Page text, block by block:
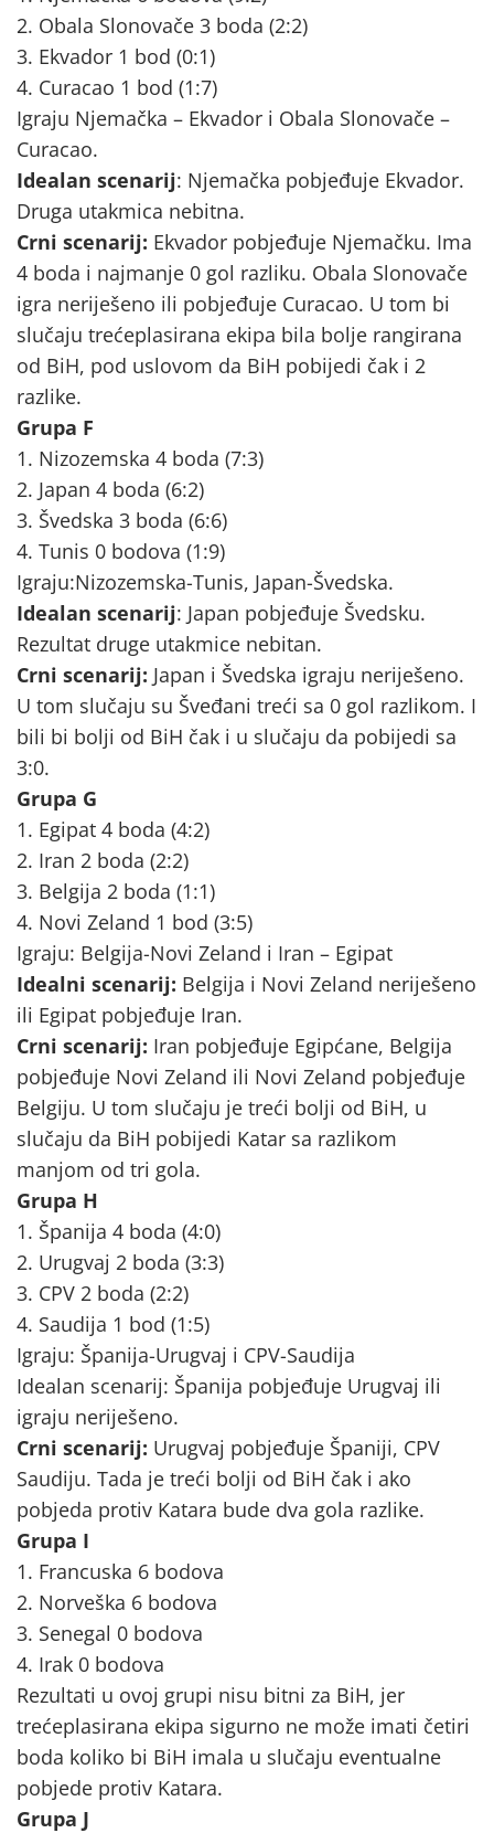
2. Obala Slonovače 3 boda (2:2)
3. Ekvador 1 bod (0:1)
4. Curacao 1 bod (1:7)
Igraju Njemačka – Ekvador i Obala Slonovače –
Curacao.
Idealan scenarij: Njemačka pobjeđuje Ekvador.
Druga utakmica nebitna.
Crni scenarij: Ekvador pobjeđuje Njemačku. Ima
4 boda i najmanje 0 gol razliku. Obala Slonovače
igra neriješeno ili pobjeđuje Curacao. U tom bi
slučaju trećeplasirana ekipa bila bolje rangirana
od BiH, pod uslovom da BiH pobijedi čak i 2
razlike.
Grupa F
1. Nizozemska 4 boda (7:3)
2. Japan 4 boda (6:2)
3. Švedska 3 boda (6:6)
4. Tunis 0 bodova (1:9)
Igraju:Nizozemska-Tunis, Japan-Švedska.
Idealan scenarij: Japan pobjeđuje Švedsku.
Rezultat druge utakmice nebitan.
Crni scenarij: Japan i Švedska igraju neriješeno.
U tom slučaju su Šveđani treći sa 0 gol razlikom. I
bili bi bolji od BiH čak i u slučaju da pobijedi sa
3:0.
Grupa G
1. Egipat 4 boda (4:2)
2. Iran 2 boda (2:2)
3. Belgija 2 boda (1:1)
4. Novi Zeland 1 bod (3:5)
Igraju: Belgija-Novi Zeland i Iran – Egipat
Idealni scenarij: Belgija i Novi Zeland neriješeno
ili Egipat pobjeđuje Iran.
Crni scenarij: Iran pobjeđuje Egipćane, Belgija
pobjeđuje Novi Zeland ili Novi Zeland pobjeđuje
Belgiju. U tom slučaju je treći bolji od BiH, u
slučaju da BiH pobijedi Katar sa razlikom
manjom od tri gola.
Grupa H
1. Španija 4 boda (4:0)
2. Urugvaj 2 boda (3:3)
3. CPV 2 boda (2:2)
4. Saudija 1 bod (1:5)
Igraju: Španija-Urugvaj i CPV-Saudija
Idealan scenarij: Španija pobjeđuje Urugvaj ili
igraju neriješeno.
Crni scenarij: Urugvaj pobjeđuje Španiji, CPV
Saudiju. Tada je treći bolji od BiH čak i ako
pobjeda protiv Katara bude dva gola razlike.
Grupa I
1. Francuska 6 bodova
2. Norveška 6 bodova
3. Senegal 0 bodova
4. Irak 0 bodova
Rezultati u ovoj grupi nisu bitni za BiH, jer
trećeplasirana ekipa sigurno ne može imati četiri
boda koliko bi BiH imala u slučaju eventualne
pobjede protiv Katara.
Grupa J